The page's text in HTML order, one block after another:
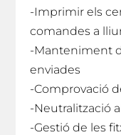
-Imprimir els
comandes a
-Manteniment
enviades
-Comprovació
-Neutralització
-Gestió de les